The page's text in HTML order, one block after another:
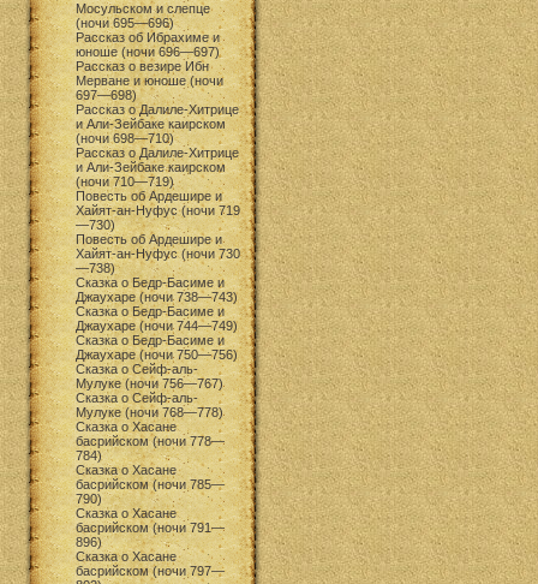
Мосульском и слепце
(ночи 695—696)
Рассказ об Ибрахиме и
юноше (ночи 696—697)
Рассказ о везире Ибн
Мерване и юноше (ночи
697—698)
Рассказ о Далиле-Хитрице
и Али-Зейбаке каирском
(ночи 698—710)
Рассказ о Далиле-Хитрице
и Али-Зейбаке каирском
(ночи 710—719)
Повесть об Ардешире и
Хайят-ан-Нуфус (ночи 719
—730)
Повесть об Ардешире и
Хайят-ан-Нуфус (ночи 730
—738)
Сказка о Бедр-Басиме и
Джаухаре (ночи 738—743)
Сказка о Бедр-Басиме и
Джаухаре (ночи 744—749)
Сказка о Бедр-Басиме и
Джаухаре (ночи 750—756)
Сказка о Сейф-аль-
Мулуке (ночи 756—767)
Сказка о Сейф-аль-
Мулуке (ночи 768—778)
Сказка о Хасане
басрийском (ночи 778—
784)
Сказка о Хасане
басрийском (ночи 785—
790)
Сказка о Хасане
басрийском (ночи 791—
896)
Сказка о Хасане
басрийском (ночи 797—